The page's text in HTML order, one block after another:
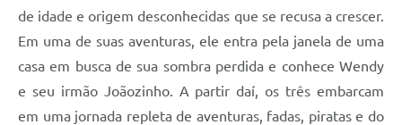
de idade e origem desconhecidas que se recusa a crescer.
Em uma de suas aventuras, ele entra pela janela de uma
casa em busca de sua sombra perdida e conhece Wendy
e seu irmão Joãozinho. A partir daí, os três embarcam
em uma jornada repleta de aventuras, fadas, piratas e do